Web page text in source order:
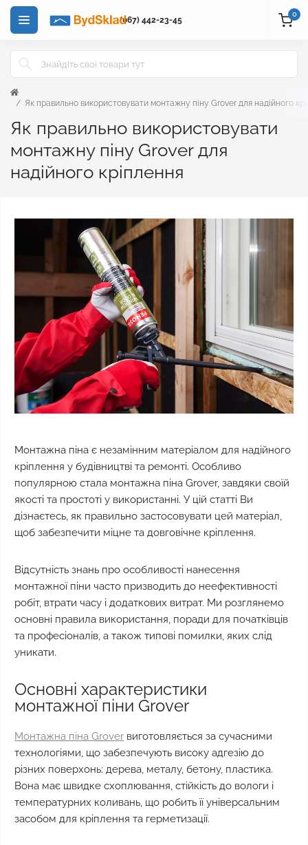
(067) 442-23-45
0
Як правильно використовувати монтажну піну Grover для надійного
Як правильно використовувати
монтажну піну Grover для
надійного кріплення
Монтажна піна є незамінним матеріалом для надійного
кріплення у будівництві та ремонті. Особливо
популярною стала монтажна піна Grover, завдяки своїй
якості та простоті у використанні. У цій статті Ви
дізнаєтесь, як правильно застосовувати цей матеріал,
щоб забезпечити міцне та довговічне кріплення.
Відсутність знань про особливості нанесення
монтажної піни часто призводить до неефективності
робіт, втрати часу і додаткових витрат. Ми розглянемо
основні правила використання, поради для початківців
та професіоналів, а також типові помилки, яких слід
уникати.
Основні характеристики
монтажної піни Grover
Монтажна піна Grover виготовляється за сучасними
технологіями, що забезпечують високу адгезію до
різних поверхонь: дерева, металу, бетону, пластика.
Вона має швидке схоплювання, стійкість до вологи і
температурних коливань, що робить її універсальним
засобом для кріплення та герметизації.